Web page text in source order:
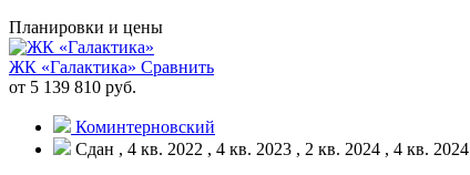
Планировки и цены
ЖК «Галактика» Сравнить
от 5 139 810 руб.
Коминтерновский
Сдан , 4 кв. 2022 , 4 кв. 2023 , 2 кв. 2024 , 4 кв. 2024